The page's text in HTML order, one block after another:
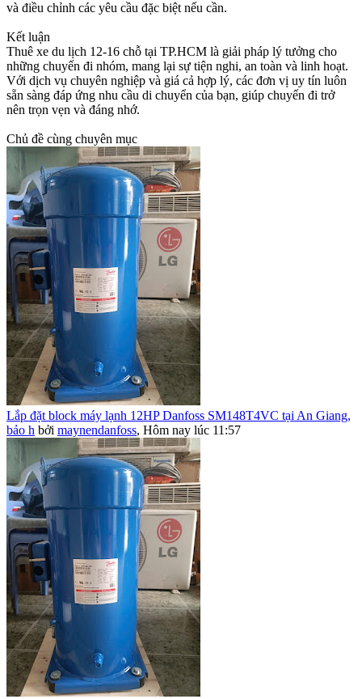
và điều chỉnh các yêu cầu đặc biệt nếu cần.
Kết luận
Thuê xe du lịch 12-16 chỗ tại TP.HCM là giải pháp lý tưởng cho
những chuyến đi nhóm, mang lại sự tiện nghi, an toàn và linh hoạt.
Với dịch vụ chuyên nghiệp và giá cả hợp lý, các đơn vị uy tín luôn
sẵn sàng đáp ứng nhu cầu di chuyển của bạn, giúp chuyến đi trở
nên trọn vẹn và đáng nhớ.
Chủ đề cùng chuyên mục
Lắp đặt block máy lạnh 12HP Danfoss SM148T4VC tại An Giang,
bảo h bởi maynendanfoss, Hôm nay lúc 11:57